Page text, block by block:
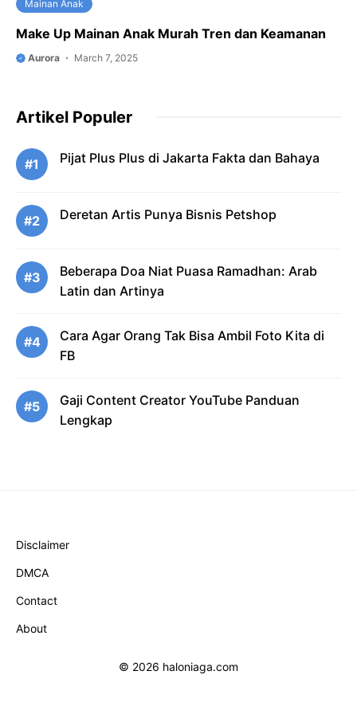
Mainan Anak
Make Up Mainan Anak Murah Tren dan Keamanan
Aurora March 7, 2025
Artikel Populer
#1 Pijat Plus Plus di Jakarta Fakta dan Bahaya
#2 Deretan Artis Punya Bisnis Petshop
#3
Beberapa Doa Niat Puasa Ramadhan: Arab
Latin dan Artinya
#4
Cara Agar Orang Tak Bisa Ambil Foto Kita di
FB
#5
Gaji Content Creator YouTube Panduan
Lengkap
Disclaimer
DMCA
Contact
About
© 2026 haloniaga.com